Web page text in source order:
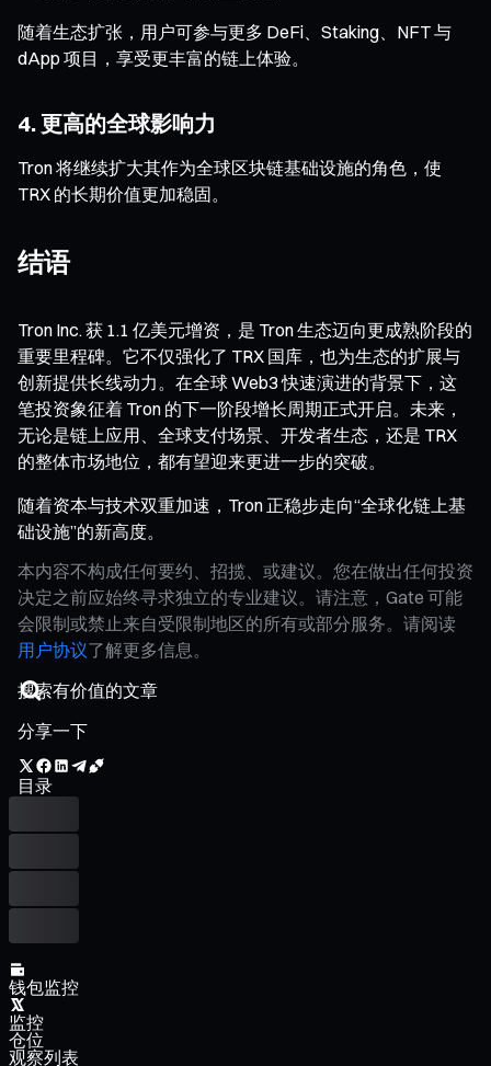
随着生态扩张，用户可参与更多 DeFi、Staking、NFT 与
dApp 项目，享受更丰富的链上体验。
4. 更高的全球影响力
Tron 将继续扩大其作为全球区块链基础设施的角色，使
TRX 的长期价值更加稳固。
结语
Tron Inc. 获 1.1 亿美元增资，是 Tron 生态迈向更成熟阶段的
重要里程碑。它不仅强化了 TRX 国库，也为生态的扩展与
创新提供长线动力。在全球 Web3 快速演进的背景下，这
笔投资象征着 Tron 的下一阶段增长周期正式开启。未来，
无论是链上应用、全球支付场景、开发者生态，还是 TRX
的整体市场地位，都有望迎来更进一步的突破。
随着资本与技术双重加速，Tron 正稳步走向“全球化链上基
础设施”的新高度。
本内容不构成任何要约、招揽、或建议。您在做出任何投资
决定之前应始终寻求独立的专业建议。请注意，Gate 可能
会限制或禁止来自受限制地区的所有或部分服务。请阅读
用户协议了解更多信息。
分享一下
目录
钱包监控
监控
仓位
观察列表